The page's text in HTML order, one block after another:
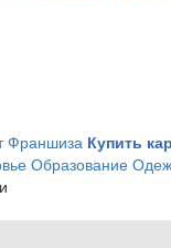
Франшиза Купить
Образование